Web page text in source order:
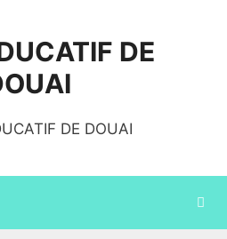
DE